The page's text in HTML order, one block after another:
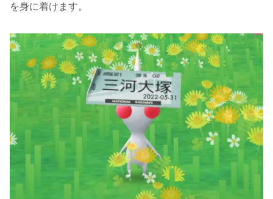
を身に着けます。